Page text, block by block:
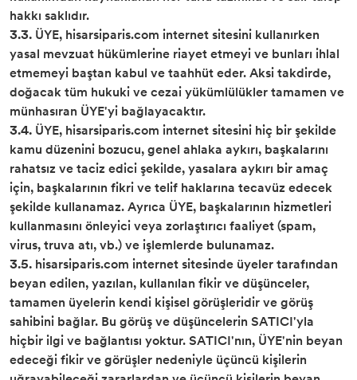
hakkı saklıdır.
3.3. ÜYE, hisarsiparis.com internet sitesini kullanırken
yasal mevzuat hükümlerine riayet etmeyi ve bunları ihlal
etmemeyi baştan kabul ve taahhüt eder. Aksi takdirde,
doğacak tüm hukuki ve cezai yükümlülükler tamamen ve
münhasıran ÜYE'yi bağlayacaktır.
3.4. ÜYE, hisarsiparis.com internet sitesini hiç bir şekilde
kamu düzenini bozucu, genel ahlaka aykırı, başkalarını
rahatsız ve taciz edici şekilde, yasalara aykırı bir amaç
için, başkalarının fikri ve telif haklarına tecavüz edecek
şekilde kullanamaz. Ayrıca ÜYE, başkalarının hizmetleri
kullanmasını önleyici veya zorlaştırıcı faaliyet (spam,
virus, truva atı, vb.) ve işlemlerde bulunamaz.
3.5. hisarsiparis.com internet sitesinde üyeler tarafından
beyan edilen, yazılan, kullanılan fikir ve düşünceler,
tamamen üyelerin kendi kişisel görüşleridir ve görüş
sahibini bağlar. Bu görüş ve düşüncelerin SATICI'yla
hiçbir ilgi ve bağlantısı yoktur. SATICI'nın, ÜYE'nin beyan
edeceği fikir ve görüşler nedeniyle üçüncü kişilerin